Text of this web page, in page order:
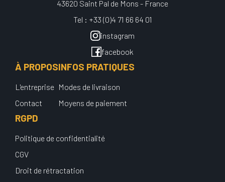
43620 Saint Pal de Mons - France
Tel : +33 (0)4 71 66 64 01
instagram
facebook
À PROPOS
L'entreprise
Contact
INFOS PRATIQUES
Modes de livraison
Moyens de paiement
RGPD
Politique de confidentialité
CGV
Droit de rétractation